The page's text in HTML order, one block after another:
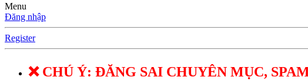
Menu
Đăng nhập
Register
❌ CHÚ Ý: ĐĂNG SAI CHUYÊN MỤC,